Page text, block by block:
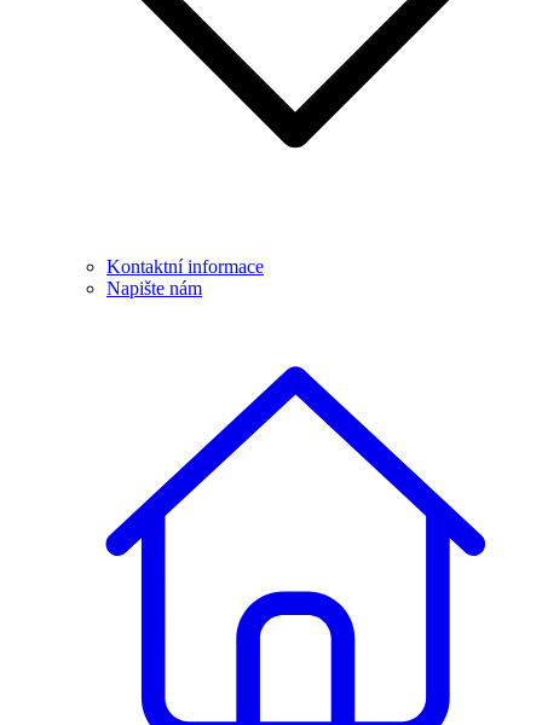
Kontaktní informace
Napište nám